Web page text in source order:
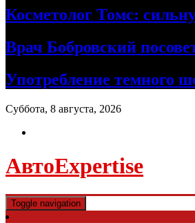
Косметолог Томс:
Врач Бобровский
Употребление темного
Суббота, 8 августа, 2026
АвтоExpertise
Toggle navigation